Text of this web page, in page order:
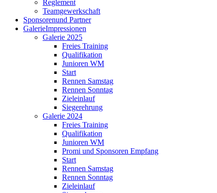
Reglement
Teamgewerkschaft
Sponsorenund Partner
GalerieImpressionen
Galerie 2025
Freies Training
Qualifikation
Junioren WM
Start
Rennen Samstag
Rennen Sonntag
Zieleinlauf
Siegerehrung
Galerie 2024
Freies Training
Qualifikation
Junioren WM
Promi und Sponsoren Empfang
Start
Rennen Samstag
Rennen Sonntag
Zieleinlauf